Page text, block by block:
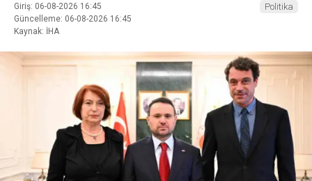
Giriş: 06-08-2026 16:45
Güncelleme: 06-08-2026 16:45
Kaynak: İHA
Politika